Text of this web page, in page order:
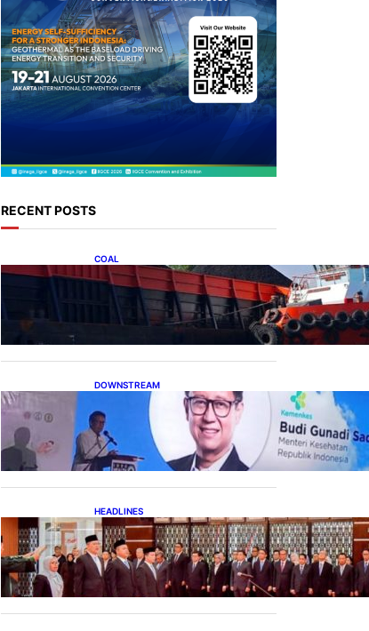
RECENT POSTS
COAL
Lelang Batubara Sitaan,
Negara Dapat Lebih dari Rp
20 Miliar
DOWNSTREAM
Digitalisasi Alat-Alat
Kesehatan Dukung
Pertumbuhan Industri Alkes
HEADLINES
Lana Saria Dilantik Sebagai
Kepala Badan Geologi